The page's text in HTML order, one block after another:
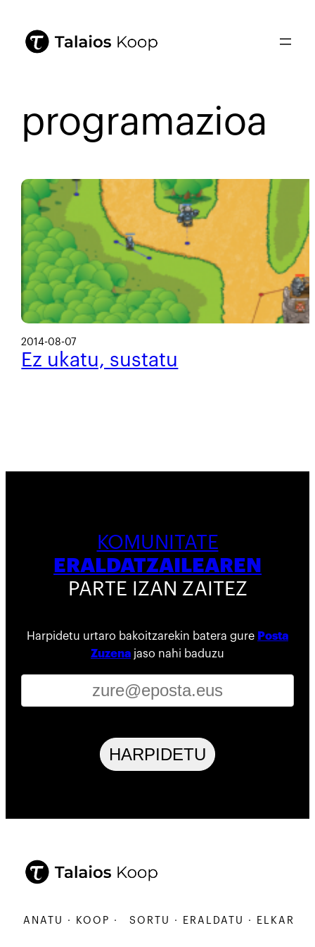
programazioa
2014-08-07
Ez ukatu, sustatu
KOMUNITATE
ERALDATZAILEAREN
PARTE IZAN ZAITEZ
Harpidetu urtaro bakoitzarekin batera gure Posta
Zuzena jaso nahi baduzu
HARPIDETU
· KOOP · SORTU · ERALDATU ·